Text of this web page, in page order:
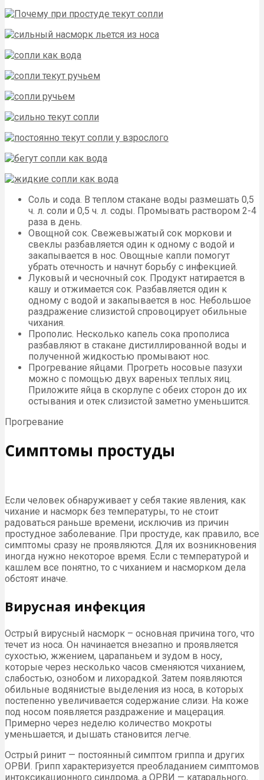
Соль и сода. В теплом стакане воды размешать 0,5
ч. л. соли и 0,5 ч. л. соды. Промывать раствором 2-4
раза в день.
Овощной сок. Свежевыжатый сок моркови и
свеклы разбавляется один к одному с водой и
закапывается в нос. Овощные капли помогут
убрать отечность и начнут борьбу с инфекцией.
Луковый и чесночный сок. Продукт натирается в
кашу и отжимается сок. Разбавляется один к
одному с водой и закапывается в нос. Небольшое
раздражение слизистой спровоцирует обильные
чихания.
Прополис. Несколько капель сока прополиса
разбавляют в стакане дистиллированной воды и
полученной жидкостью промывают нос.
Прогревание яйцами. Прогреть носовые пазухи
можно с помощью двух вареных теплых яиц.
Приложите яйца в скорлупе с обеих сторон до их
остывания и отек слизистой заметно уменьшится.
Прогревание
Симптомы простуды
Если человек обнаруживает у себя такие явления, как
чихание и насморк без температуры, то не стоит
радоваться раньше времени, исключив из причин
простудное заболевание. При простуде, как правило, все
симптомы сразу не проявляются. Для их возникновения
иногда нужно некоторое время. Если с температурой и
кашлем все понятно, то с чиханием и насморком дела
обстоят иначе.
Вирусная инфекция
Острый вирусный насморк – основная причина того, что
течет из носа. Он начинается внезапно и проявляется
сухостью, жжением, царапаньем и зудом в носу,
которые через несколько часов сменяются чиханием,
слабостью, ознобом и лихорадкой. Затем появляются
обильные водянистые выделения из носа, в которых
постепенно увеличивается содержание слизи. На коже
под носом появляется раздражение и мацерация.
Примерно через неделю количество мокроты
уменьшается, и дышать становится легче.
Острый ринит — постоянный симптом гриппа и других
ОРВИ. Грипп характеризуется преобладанием симптомов
интоксикационного синдрома, а ОРВИ — катарального,